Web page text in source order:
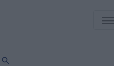
search